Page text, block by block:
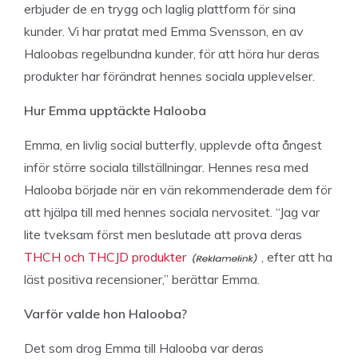
erbjuder de en trygg och laglig plattform för sina
kunder. Vi har pratat med Emma Svensson, en av
Haloobas regelbundna kunder, för att höra hur deras
produkter har förändrat hennes sociala upplevelser.
Hur Emma upptäckte Halooba
Emma, en livlig social butterfly, upplevde ofta ångest
inför större sociala tillställningar. Hennes resa med
Halooba började när en vän rekommenderade dem för
att hjälpa till med hennes sociala nervositet. “Jag var
lite tveksam först men beslutade att prova deras
THCH och THCJD produkter
, efter att ha
läst positiva recensioner,” berättar Emma.
Varför valde hon Halooba?
Det som drog Emma till Halooba var deras